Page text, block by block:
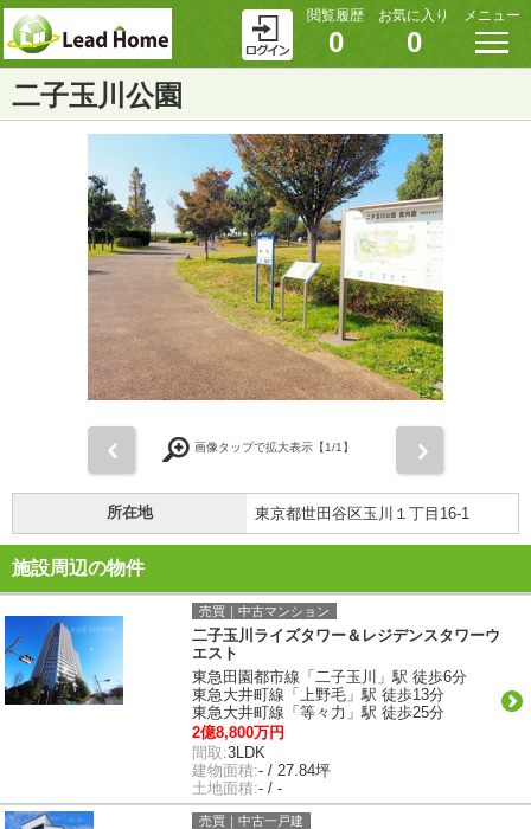
閲覧履歴
0
お気に入り
0
メニュー
二子玉川公園
画像タップで拡大表示【1/1】
所在地 東京都世田谷区玉川１丁目16-1
施設周辺の物件
売買｜中古マンション
二子玉川ライズタワー＆レジデンスタワーウ
エスト
東急田園都市線「二子玉川」駅 徒歩6分
東急大井町線「上野毛」駅 徒歩13分
東急大井町線「等々力」駅 徒歩25分
2億8,800万円
間取:3LDK
建物面積:- / 27.84坪
土地面積:- / -
売買｜中古一戸建